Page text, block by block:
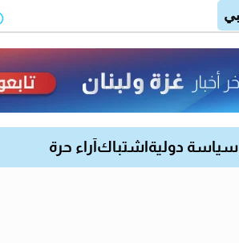
سياسة دولية اشتباك آراء حرة